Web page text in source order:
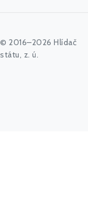
© 2016–2026 Hlídač
státu, z. ú.